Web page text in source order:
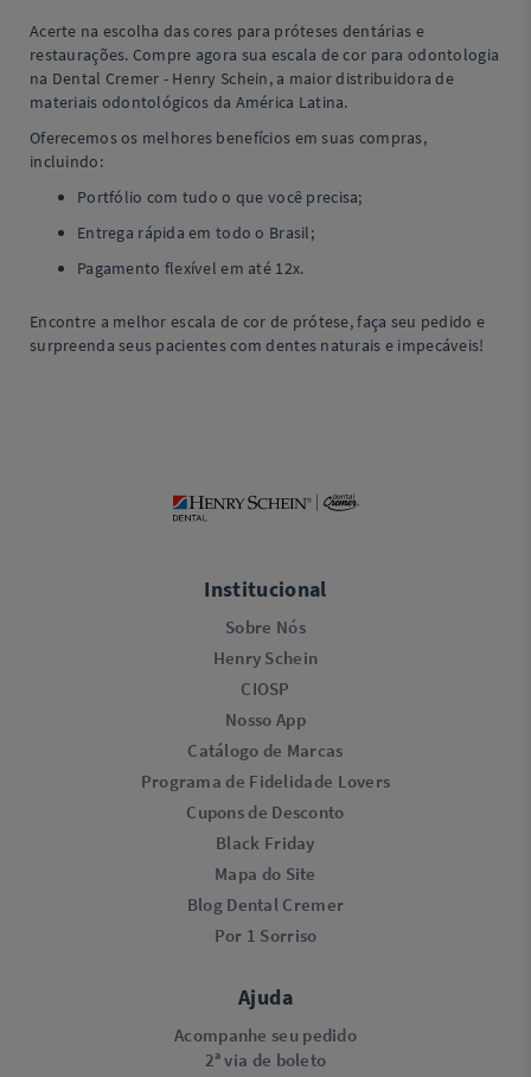
Acerte na escolha das cores para próteses dentárias e
restaurações. Compre agora sua escala de cor para odontologia
na Dental Cremer - Henry Schein, a maior distribuidora de
materiais odontológicos da América Latina.
Oferecemos os melhores benefícios em suas compras,
incluindo:
Portfólio com tudo o que você precisa;
Entrega rápida em todo o Brasil;
Pagamento flexível em até 12x.
Encontre a melhor escala de cor de prótese, faça seu pedido e
surpreenda seus pacientes com dentes naturais e impecáveis!
Institucional
Sobre Nós
Henry Schein
CIOSP
Nosso App
Catálogo de Marcas
Programa de Fidelidade Lovers​
Cupons de Desconto
Black Friday
Mapa do Site
Blog Dental Cremer
Por 1 Sorriso
Ajuda
Acompanhe seu pedido
2ª via de boleto